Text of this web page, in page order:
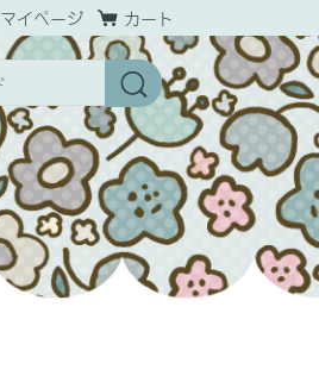
マイページ カート